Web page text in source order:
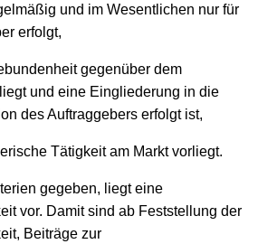
und im Wesentlichen nur für
erfolgt,
gegenüber dem
und eine Eingliederung in die
des Auftraggebers erfolgt ist,
Tätigkeit am Markt vorliegt.
gegeben, liegt eine
vor. Damit sind ab Feststellung der
Beiträge zur